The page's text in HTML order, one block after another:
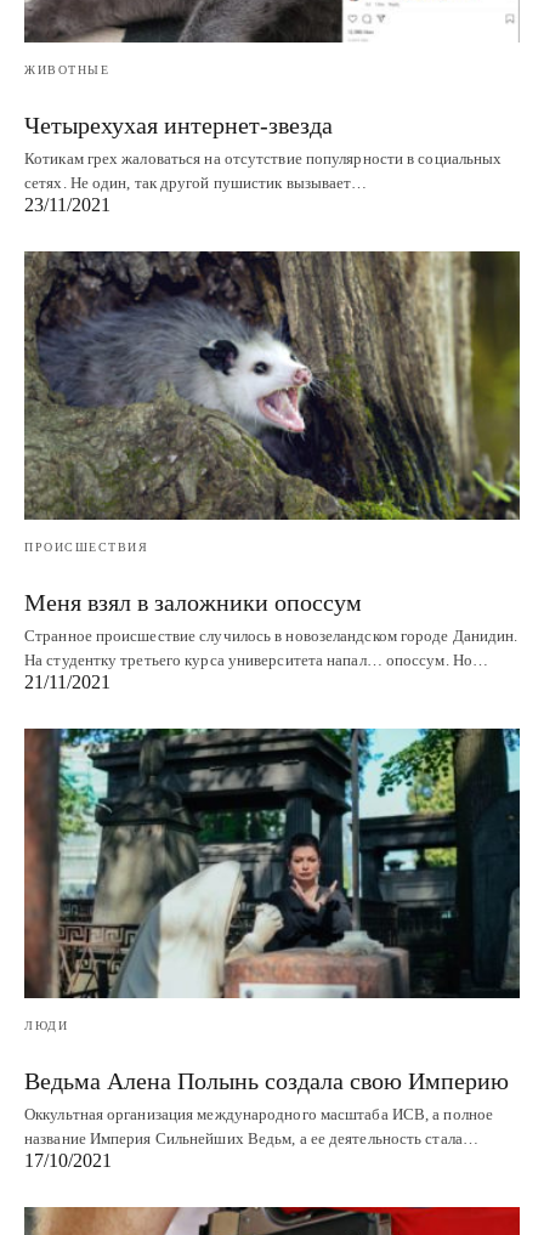
ЖИВОТНЫЕ
Четырехухая интернет-звезда
Котикам грех жаловаться на отсутствие популярности в социальных
сетях. Не один, так другой пушистик вызывает…
23/11/2021
ПРОИСШЕСТВИЯ
Меня взял в заложники опоссум
Странное происшествие случилось в новозеландском городе Данидин.
На студентку третьего курса университета напал… опоссум. Но…
21/11/2021
ЛЮДИ
Ведьма Алена Полынь создала свою Империю
Оккультная организация международного масштаба ИСВ, а полное
название Империя Сильнейших Ведьм, а ее деятельность стала…
17/10/2021